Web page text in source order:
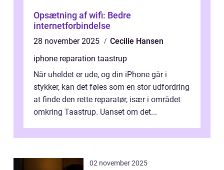
Opsætning af wifi: Bedre
internetforbindelse
28 november 2025
Cecilie Hansen
iphone reparation taastrup
Når uheldet er ude, og din iPhone går i
stykker, kan det føles som en stor udfordring
at finde den rette reparatør, især i området
omkring Taastrup. Uanset om det...
02 november 2025